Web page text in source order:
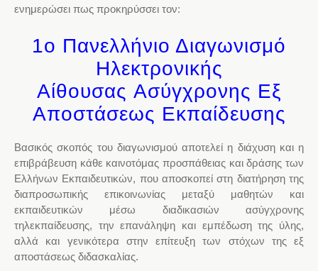
ενημερώσει πως προκηρύσσει τον:
1ο Πανελλήνιο Διαγωνισμό
Ηλεκτρονικής
Αίθουσας Ασύγχρονης Εξ
Αποστάσεως Εκπαίδευσης
Βασικός σκοπός του διαγωνισμού αποτελεί η διάχυση και η
επιβράβευση κάθε καινοτόμας προσπάθειας και δράσης των
Ελλήνων Εκπαιδευτικών, που αποσκοπεί στη διατήρηση της
διαπροσωπικής επικοινωνίας μεταξύ μαθητών και
εκπαιδευτικών μέσω διαδικασιών ασύγχρονης
τηλεκπαίδευσης, την επανάληψη και εμπέδωση της ύλης,
αλλά και γενικότερα στην επίτευξη των στόχων της εξ
αποστάσεως διδασκαλίας.